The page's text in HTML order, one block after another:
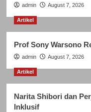
admin August 7, 2026
Artikel
Prof Sony Warsono
admin August 7, 2026
Artikel
Narita Shibori dan
Inklusif